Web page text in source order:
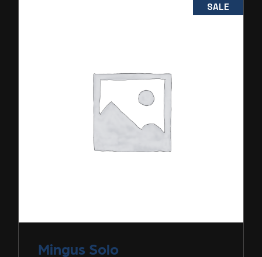
SALE
Mingus Solo